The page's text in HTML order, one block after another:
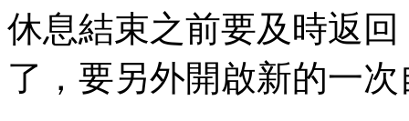
休息結束之前要及時返
了，要另外開啟新的一